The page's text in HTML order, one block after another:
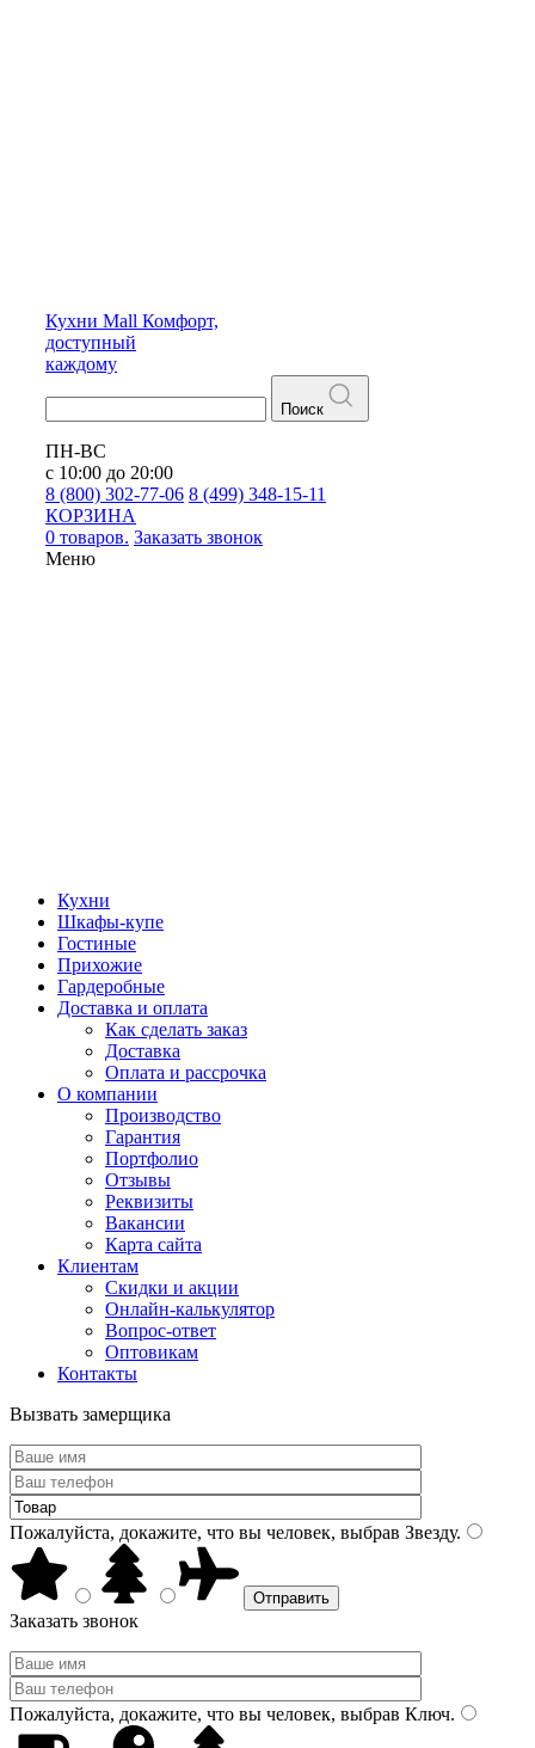
Кухни Mall Комфорт,
доступный
каждому
Поиск
ПН-ВС
с 10:00 до 20:00
8 (800) 302-77-06 8 (499) 348-15-11
КОРЗИНА
0 товаров. Заказать звонок
Меню
Кухни
Шкафы-купе
Гостиные
Прихожие
Гардеробные
Доставка и оплата
Как сделать заказ
Доставка
Оплата и рассрочка
О компании
Производство
Гарантия
Портфолио
Отзывы
Реквизиты
Вакансии
Карта сайта
Клиентам
Скидки и акции
Онлайн-калькулятор
Вопрос-ответ
Оптовикам
Контакты
Вызвать замерщика
Пожалуйста, докажите, что вы человек, выбрав Звезду.
Заказать звонок
Пожалуйста, докажите, что вы человек, выбрав Ключ.